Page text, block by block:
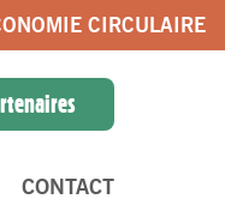
CIRCULAIRE
CONTACT